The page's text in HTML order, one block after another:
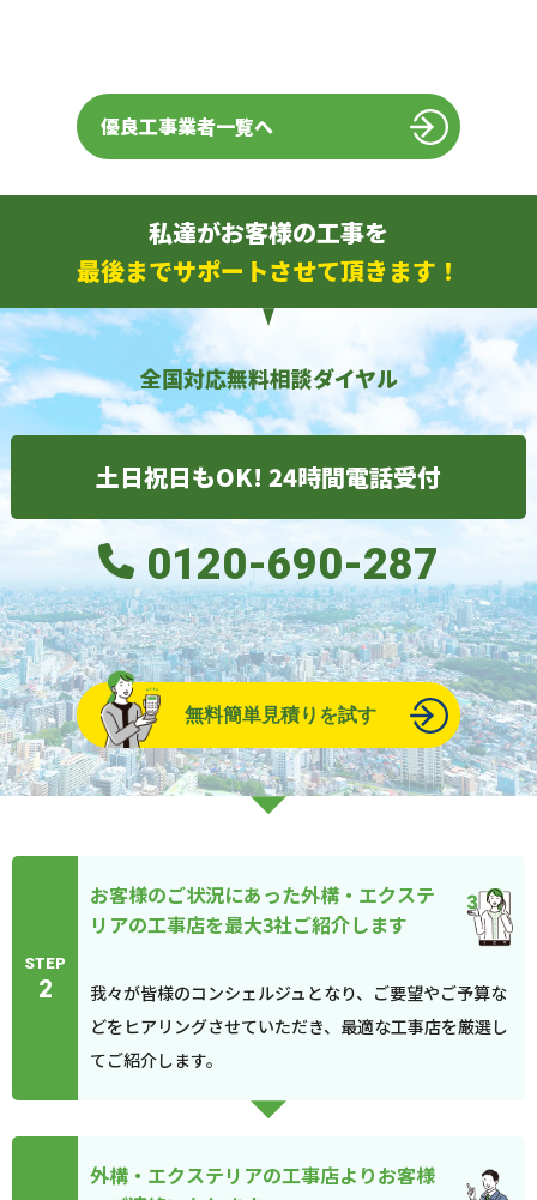
優良工事業者一覧へ
私達がお客様の工事を
最後までサポートさせて頂きます！
全国対応無料相談ダイヤル
土日祝日もOK! 24時間電話受付
0120-690-287
無料簡単見積りを試す
STEP
2
お客様のご状況にあった外構・エクステ
リアの工事店を最大3社ご紹介します
我々が皆様のコンシェルジュとなり、ご要望やご予算な
どをヒアリングさせていただき、最適な工事店を厳選し
てご紹介します。
外構・エクステリアの工事店よりお客様